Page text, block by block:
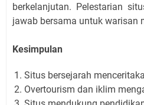
berkelanjutan. Pelestarian
jawab bersama untuk warisan
Kesimpulan
Situs bersejarah
Overtourism dan iklim